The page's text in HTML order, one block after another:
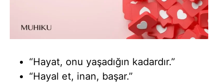
“Hayat, onu yaşadığın kadardır.”
“Hayal et, inan, başar.”